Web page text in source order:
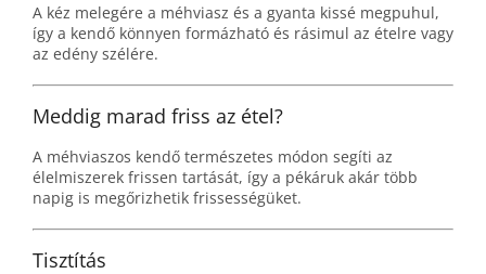
A kéz melegére a méhviasz és a gyanta kissé megpuhul,
így a kendő könnyen formázható és rásimul az ételre vagy
az edény szélére.
Meddig marad friss az étel?
A méhviaszos kendő természetes módon segíti az
élelmiszerek frissen tartását, így a pékáruk akár több
napig is megőrizhetik frissességüket.
Tisztítás